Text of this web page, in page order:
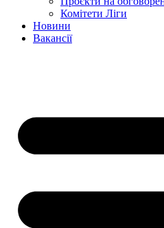
Комітети Ліги
Новини
Вакансії